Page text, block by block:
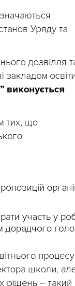
Уряду та
дозвілля
закладом
виконується
тих, що
участь у
дорадчого
процесу
школи,
рішень – такий